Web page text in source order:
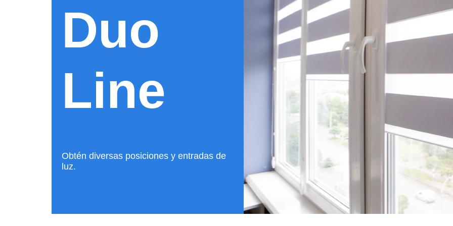
Duo
Line
Obtén diversas posiciones y entradas de
luz.